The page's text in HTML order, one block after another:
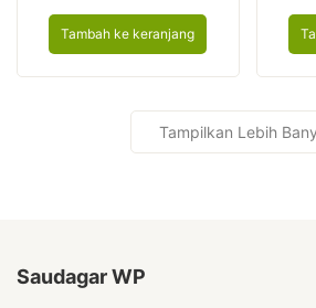
Tambah ke keranjang
Tampilkan Lebih
Saudagar WP